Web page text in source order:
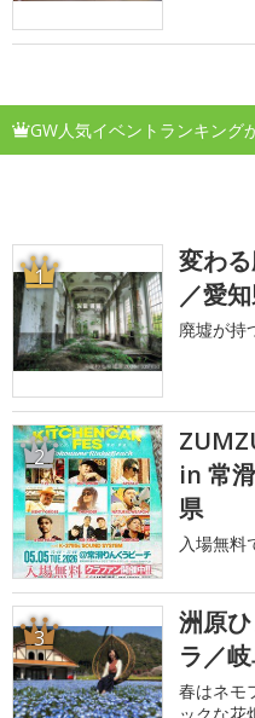
GW人気イベントランキング
1
変わ
／愛
廃墟が持
2
in 常
県
入場無料
3
洲原
ラ／
春はネモ